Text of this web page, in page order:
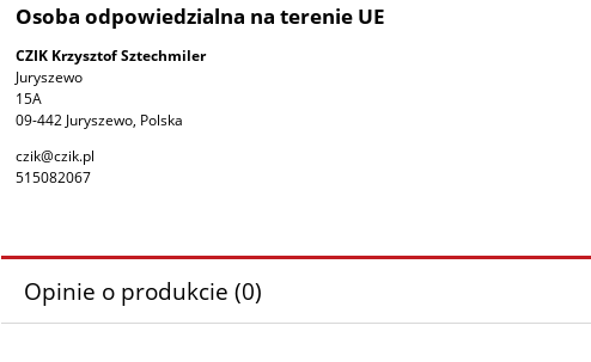
Osoba odpowiedzialna na terenie UE
CZIK Krzysztof Sztechmiler
Juryszewo
15A
09-442 Juryszewo, Polska
czik@czik.pl
515082067
Opinie o produkcie (0)